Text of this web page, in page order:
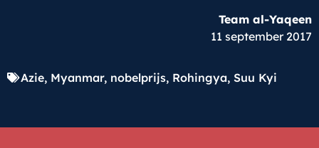
Team al-Yaqeen
11 september 2017
Azie, Myanmar, nobelprijs, Rohingya, Suu Kyi